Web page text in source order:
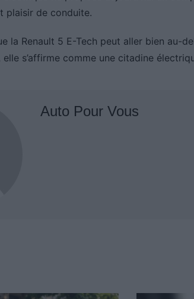
plaisir de conduite.
la Renault 5 E-Tech peut aller bien au-
s’affirme comme une citadine
Auto Pour Vous